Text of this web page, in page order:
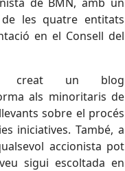
les quatre entitats
en el Consell del
creat un blog
als minoritaris de
sobre el procés
iniciatives. També, a
accionista pot
sigui escoltada en